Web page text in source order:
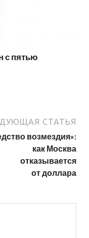
с пятью
СТАТЬЯ
возмездия»:
как Москва
отказывается
от доллара